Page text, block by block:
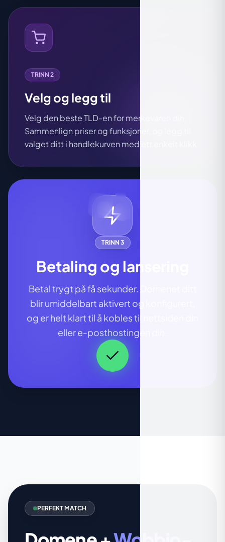
TRINN 2
Velg og legg til
Velg den beste TLD-en for merkevaren din.
Sammenlign priser og funksjoner, og legg til
valget ditt i handlekurven med ett enkelt klikk.
TRINN 3
Betaling og lansering
Betal trygt på få sekunder. Domenet ditt
blir umiddelbart aktivert og konfigurert,
og er helt klart til å kobles til nettsiden din
eller e-posthostingen din.
PERFEKT MATCH